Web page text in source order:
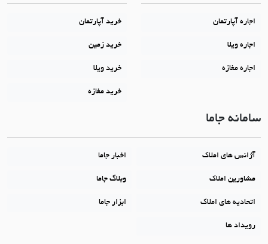
اجاره آپارتمان
اجاره ویلا
اجاره مغازه
خرید آپارتمان
خرید زمین
خرید ویلا
خرید مغازه
سامانه جاما
آژانس های املاک اخبار جاما
مشاورین املاک وبلاگ جاما
اتحادیه های املاک ابزار جاما
رویداد ها